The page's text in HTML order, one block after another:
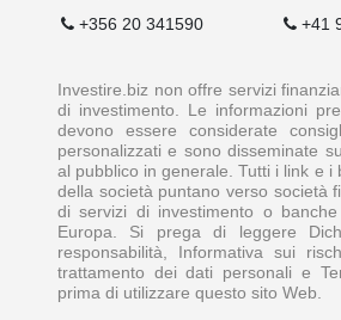
+356 20 341590
+41
Investire.biz non offre servizi
di investimento. Le informazioni
devono essere considerate
personalizzati e sono disseminate
al pubblico in generale. Tutti i link e i
della società puntano verso società
di servizi di investimento o
Europa. Si prega di leggere
responsabilità, Informativa sui
trattamento dei dati personali e
prima di utilizzare questo sito Web.